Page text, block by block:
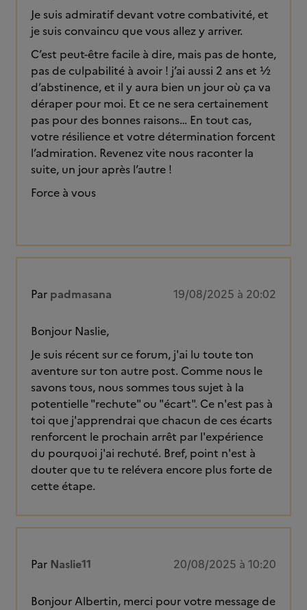
Je suis admiratif devant votre combativité, et
je suis convaincu que vous allez y arriver.
C’est peut-être facile à dire, mais pas de honte,
pas de culpabilité à avoir ! j’ai aussi 2 ans et ½
d’abstinence, et il y aura bien un jour où ça va
déraper pour moi. Et ce ne sera certainement
pas pour des bonnes raisons… En tout cas,
votre résilience et votre détermination forcent
l’admiration. Revenez vite nous raconter la
suite, un jour après l’autre !
Force à vous
Par padmasana 19/08/2025 à 20:02
Bonjour Naslie,
Je suis récent sur ce forum, j'ai lu toute ton
aventure sur ton autre post. Comme nous le
savons tous, nous sommes tous sujet à la
potentielle "rechute" ou "écart". Ce n'est pas à
toi que j'apprendrai que chacun de ces écarts
renforcent le prochain arrêt par l'expérience
du pourquoi j'ai rechuté. Bref, point n'est à
douter que tu te relévera encore plus forte de
cette étape.
Par Naslie11 20/08/2025 à 10:20
Bonjour Albertin, merci pour votre message de